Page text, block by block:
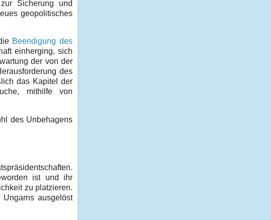
Sicherung und
geopolitisches
Beendigung des
einherging, sich
der von der
des
das Kapitel der
mithilfe von
des Unbehagens
ist und ihr
zu platzieren.
ausgelöst